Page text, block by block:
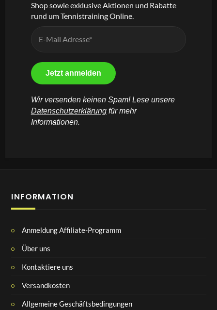
Shop sowie exklusive Aktionen und Rabatte
rund um Tennistraining Online.
Wir versenden keinen Spam! Lese unsere
Datenschutzerklärungfür mehr
Informationen.
INFORMATION
Anmeldung Affiliate-Programm
Über uns
Kontaktiere uns
Versandkosten
Allgemeine Geschäftsbedingungen